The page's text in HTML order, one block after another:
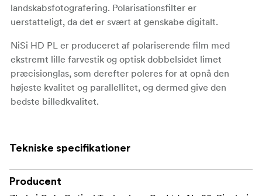
landskabsfotografering. Polarisationsfilter er
uerstatteligt, da det er svært at genskabe digitalt.
NiSi HD PL er produceret af polariserende film med
ekstremt lille farvestik og optisk dobbelsidet limet
præcisionglas, som derefter poleres for at opnå den
højeste kvalitet og parallellitet, og dermed give den
bedste billedkvalitet.
Ingen vignettering
Højopløst
Tekniske specifikationer
Producent